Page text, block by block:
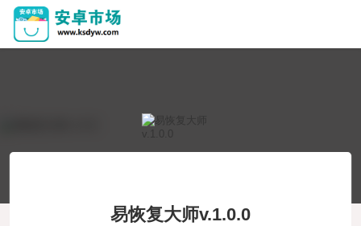
易恢复大师v.1.0.0